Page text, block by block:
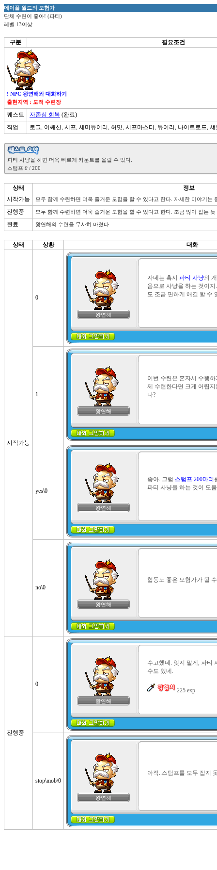
메이플 월드의 모험가
단체 수련이 좋아! (파티)
레벨 13이상
구분 필요조건
! NPC 왕연해와 대화하기
출현지역 : 도적 수련장
퀘스트 자존심 회복 (완료)
직업
로그, 어쌔신, 시프, 세미듀어러, 허밋, 시프마스터, 듀어러, 나이트로드,
스텀프 0
상태
정보
시작가능
모두 함께 수련하면 더욱 즐거운 모험을 할 수 있다고 한다. 자세한 이야기는
진행중 모두 함께 수련하면 더욱 즐거운 모험을 할 수 있다고 한다. 조금 많이 잡는
완료 왕연해의 수련을 무사히 마쳤다.
상태 상황 대화
시작가능
0
왕연해
자네는 혹시 파티 사냥의
음으로 사냥을 하는 것이
도 조금 편하게 해결 할 수
1
왕연해
이번 수련은 혼자서 수행
께 수련한다면 크게 어렵
나?
yes\0
왕연해
좋아. 그럼 스텀프 200마리
파티 사냥을 하는 것이 도
no\0
왕연해
협동도 좋은 모험가가 될
진행중
0
왕연해
수고했네. 잊지 말게, 파티
수도 있네.
225 exp
stop\mob\0
왕연해
아직..스텀프를 모두 잡지